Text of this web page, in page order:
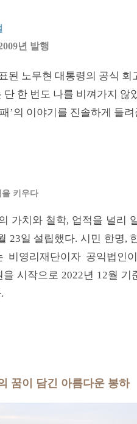
년 발행
된 노무현 대통령의 공식
단 한 번도 나를 비껴가지
’의 이야기를 진솔하게 들
키우다
가치와 철학, 업적을 널리
23일 설립했다. 시민 한명,
비영리재단이자 공익법인
시작으로 2022년 12월 기
꿈이 담긴 아름다운 봉하